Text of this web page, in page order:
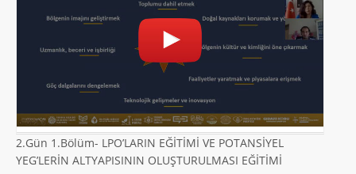
2.Gün 1.Bölüm- LPO’LARIN EĞİTİMİ VE POTANSİYEL
YEG’LERİN ALTYAPISININ OLUŞTURULMASI EĞİTİMİ